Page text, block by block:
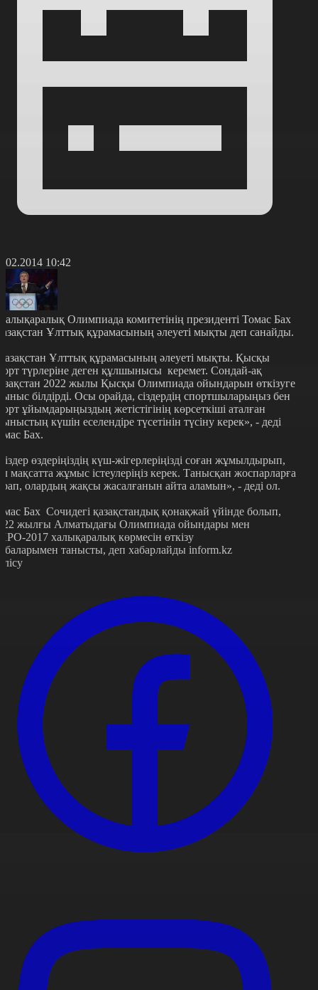
10:42
Олимпиада комитетінің президенті Томас Бах
Ұлттық құрамасының әлеуеті мықты деп санайды.
Ұлттық құрамасының әлеуеті мықты. Қысқы
түрлеріне деген құлшынысы керемет. Сондай-ақ
2022 жылы Қысқы Олимпиада ойындарын өткізуге
білдірді. Осы орайда, сіздердің спортшыларыңыз бен
ұйымдарыңыздың жетістігінің көрсеткіші аталған
күшін еселендіре түсетінін түсіну керек», - деді
Бах.
өздеріңіздің күш-жігерлеріңізді соған жұмылдырып,
мақсатта жұмыс істеулеріңіз керек. Танысқан жоспарларға
олардың жақсы жасалғанын айта аламын», - деді ол.
Бах Сочидегі қазақстандық қонақжай үйінде болып,
жылғы Алматыдағы Олимпиада ойындары мен
2017 халықаралық көрмесін өткізу
танысты, деп хабарлайды inform.kz